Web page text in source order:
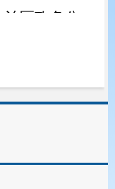
治区政务公
实、强规
提高政务